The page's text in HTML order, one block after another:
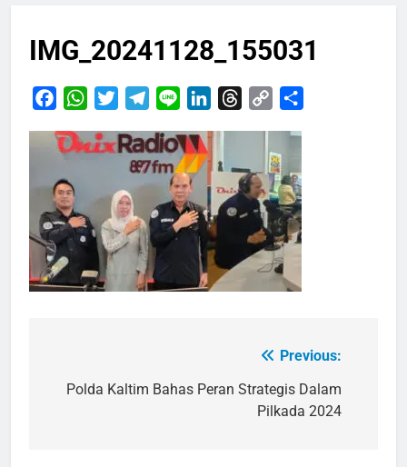
IMG_20241128_155031
FacebookWhatsApp
TwitterTelegram
Line LinkedInThreads
Copy
pos
Previous:
Polda Kaltim Bahas Peran Strategis Dalam
Pilkada 2024